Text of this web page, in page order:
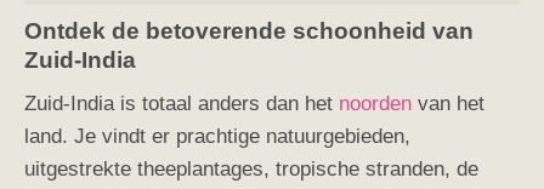
Ontdek de betoverende schoonheid van
Zuid-India
Zuid-India is totaal anders dan het noorden van het
land. Je vindt er prachtige natuurgebieden,
uitgestrekte theeplantages, tropische stranden, de